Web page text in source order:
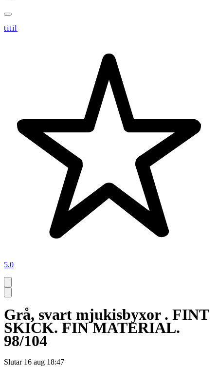
titil
5.0
Grå, svart mjukisbyxor . FINT
SKICK. FIN MATERIAL.
98/104
Slutar 16 aug 18:47